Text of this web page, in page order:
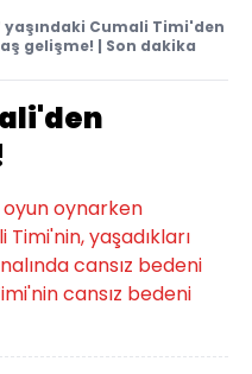
yaşındaki Cumali Timi'den
gelişme! | Son dakika
oyun oynarken
yaşadıkları
cansız bedeni
cansız bedeni